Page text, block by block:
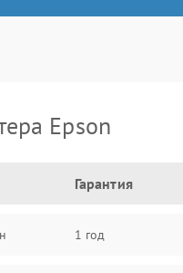
Epson
Гарантия
1 год